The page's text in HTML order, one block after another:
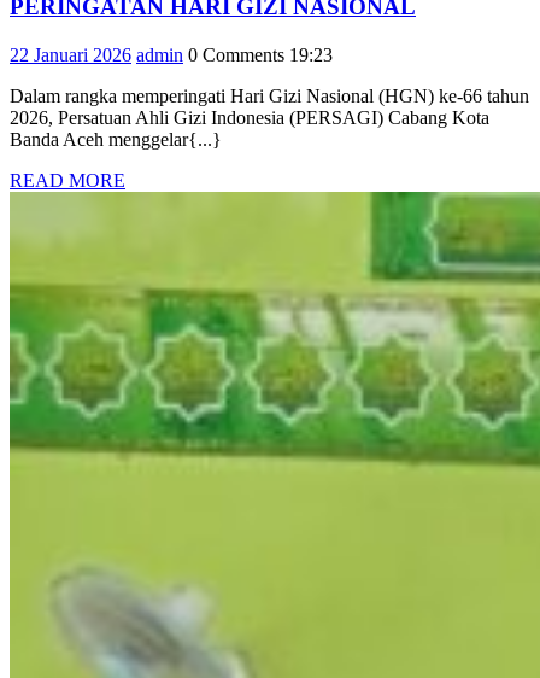
PERINGATAN HARI GIZI NASIONAL
EDUKASI
SISWA
BANDA
ACEH
DALAM
RANGKA
HARI
GIZI
NASIONAL
22 Januari 202622
2026
admin admin
0 Comments 19:23
Dalam rangka memperingati Hari Gizi Nasional (HGN) ke-66 tahun
2026, Persatuan Ahli Gizi Indonesia (PERSAGI) Cabang Kota
Banda Aceh menggelar{...}
READ MORE